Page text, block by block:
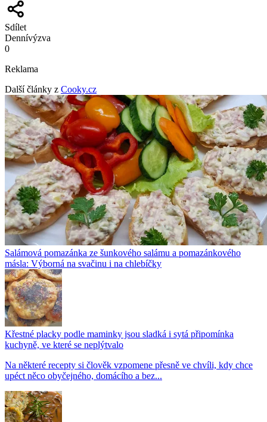
Sdílet
Dennívýzva
0
Reklama
Další články z Cooky.cz
Salámová pomazánka ze šunkového salámu a pomazánkového
másla: Výborná na svačinu i na chlebíčky
Křestné placky podle maminky jsou sladká i sytá připomínka
kuchyně, ve které se neplýtvalo
Na některé recepty si člověk vzpomene přesně ve chvíli, kdy chce
upéct něco obyčejného, domácího a bez...